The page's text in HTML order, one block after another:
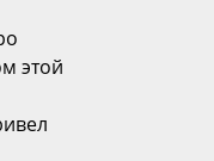
этой